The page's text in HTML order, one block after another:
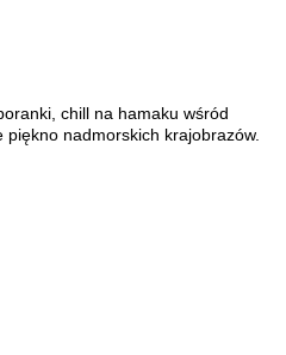
chill na hamaku wśród
nadmorskich krajobrazów.